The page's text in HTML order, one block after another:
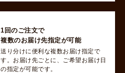
1回のご注文で
複数のお届け先指定が可能
送り分けに便利な複数お届け指定で
す。 お届け先ごとに、ご希望お届け日
の指定が可能です。